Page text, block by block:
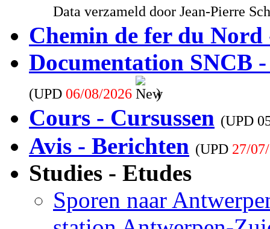
Data verzameld door Jean-Pierre
Chemin de fer du Nord
Documentation SNCB
(UPD 06/08/2026 )
Cours - Cursussen (UPD
Avis - Berichten (UPD 27/
Studies - Etudes
Sporen naar